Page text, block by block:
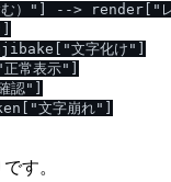
）"] --> render["
文字化け"]
常表示"]
"]
文字崩れ"]
す。